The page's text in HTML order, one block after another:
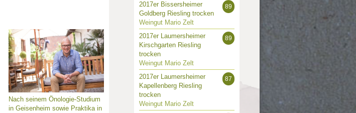
Nach seinem Önologie-Studium
in Geisenheim sowie Praktika in
89
2017er Bissersheimer
Goldberg Riesling trocken
Weingut Mario Zelt
89
2017er Laumersheimer
Kirschgarten Riesling
trocken
Weingut Mario Zelt
87
2017er Laumersheimer
Kapellenberg Riesling
trocken
Weingut Mario Zelt